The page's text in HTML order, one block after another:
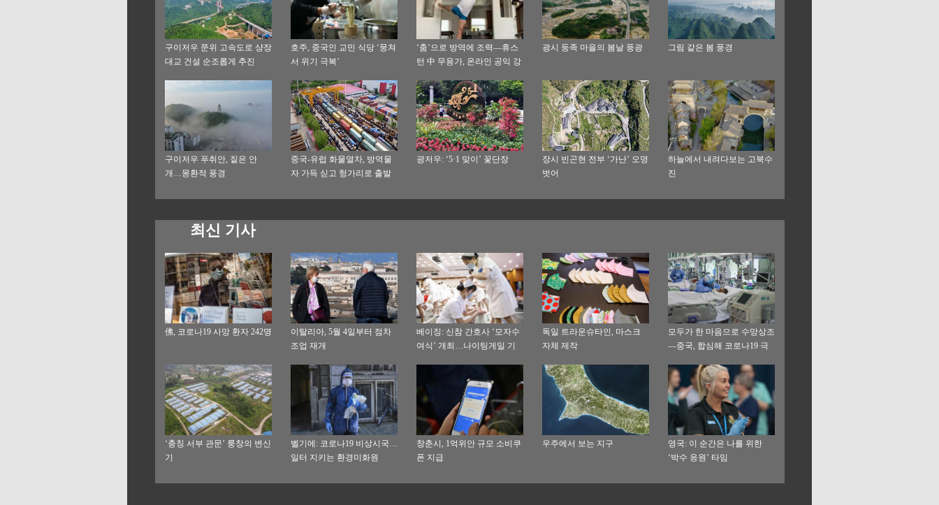
구이저우 쭌위 고속도로 샹장
대교 건설 순조롭게 추진
호주, 중국인 교민 식당 ‘뭉쳐
서 위기 극복’
‘춤’으로 방역에 조력—휴스
턴 中 무용가, 온라인 공익 강
광시 둥족 마을의 봄날 풍광 그림 같은 봄 풍경
구이저우 푸취안, 짙은 안
개…몽환적 풍경
중국-유럽 화물열차, 방역물
자 가득 싣고 헝가리로 출발
광저우: ‘5·1 맞이’ 꽃단장
장시 빈곤현 전부 ‘가난’ 오명
벗어
하늘에서 내려다보는 고북수
진
최신 기사
佛, 코로나19 사망 환자 242명
이탈리아, 5월 4일부터 점차
조업 재개
베이징: 신참 간호사 ‘모자수
여식’ 개최…나이팅게일 기
독일 트라운슈타인, 마스크
자체 제작
모두가 한 마음으로 수망상조
—중국, 합심해 코로나19 극
‘충칭 서부 관문’ 룽창의 변신
기
벨기에: 코로나19 비상시국…
일터 지키는 환경미화원
창춘시, 1억위안 규모 소비쿠
폰 지급
우주에서 보는 지구
영국: 이 순간은 나를 위한
‘박수 응원’ 타임